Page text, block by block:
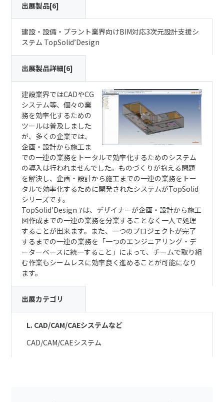
出展製品[6]
建設・設備・プラント業界向けBIM対応3次元設計支援シ
ステム TopSolid’Design
出展製品詳細[6]
建設業界ではCADやCG
システム等、個々の業
務を効率化するための
ツールは普及しました
が、多くの企業では、
企画・設計から施工ま
での一連の業務をトータルで効率化するためのシステム
の導入は行われませんでした。ものづくりが抱える問題
を解決し、企画・設計から施工までの一連の業務をトー
タルで効率化するために開発されたシステムがTopSolid
シリーズです。
TopSolid'Design 7は、デザイナーが企画・設計から施工
図作成までの一連の業務を分業することなく一人で処理
することが出来ます。また、一つのプロジェクトが完了
するまでの一連の業務を「一つのエンジニアリング・デ
ーターベースに統一すること」によって、チームで取り組
む作業もシームレスに効率良く進めることが可能になり
ます。
出展カテゴリ
L. CAD/CAM/CAEシステムなど
CAD/CAM/CAEシステム